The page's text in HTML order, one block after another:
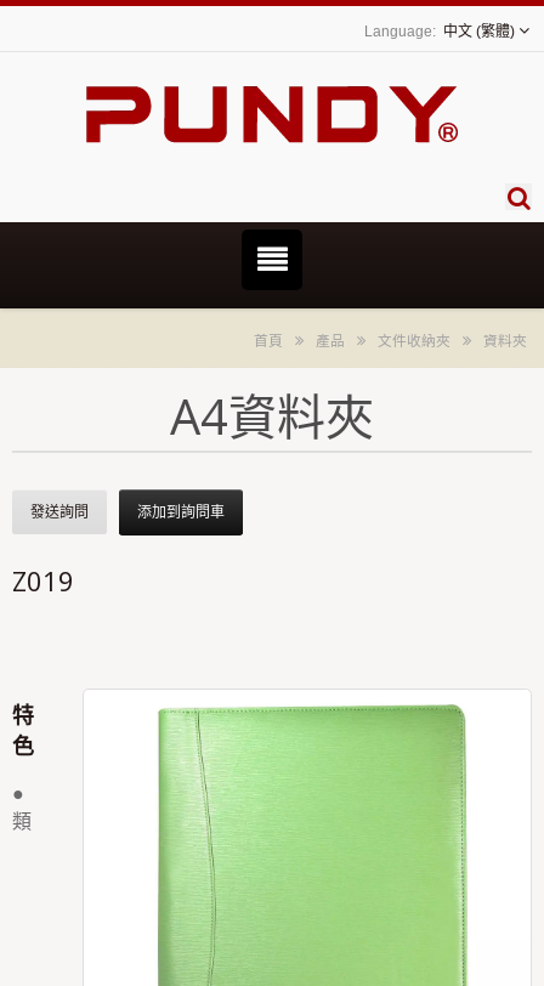
中文 (繁體)
首頁 產品 文件收納夾 資料夾
A4資料夾
發送詢問 添加到詢問車
Z019
特
色
●
類